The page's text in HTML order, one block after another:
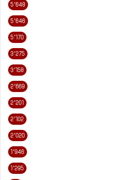
5٬648
5٬646
5٬170
3٬275
3٬158
2٬669
2٬201
2٬102
2٬020
1٬946
1٬295